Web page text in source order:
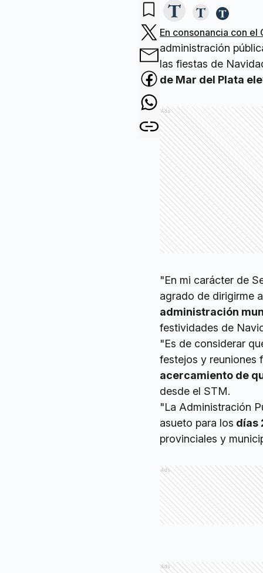
En consonancia con el
administración
las fiestas de
de Mar del Plata
Ads
"En mi carácter de
agrado de dirigirme
administración
festividades de
"Es de considerar
festejos y reuniones
acercamiento de
desde el STM.
"La Administración
asueto para los días
provinciales y
Ads
Ads